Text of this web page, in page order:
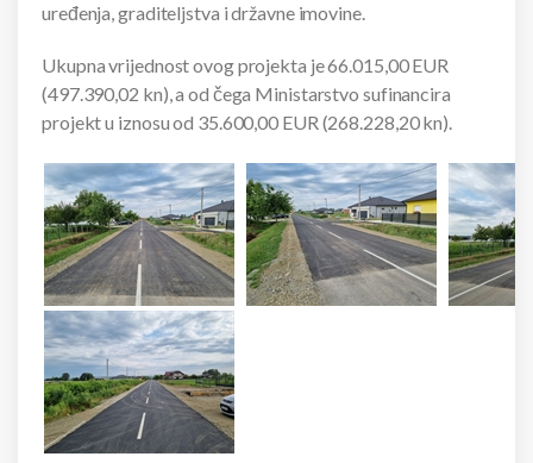
uređenja, graditeljstva i državne imovine.
Ukupna vrijednost ovog projekta je 66.015,00 EUR
(497.390,02 kn), a od čega Ministarstvo sufinancira
projekt u iznosu od 35.600,00 EUR (268.228,20 kn).